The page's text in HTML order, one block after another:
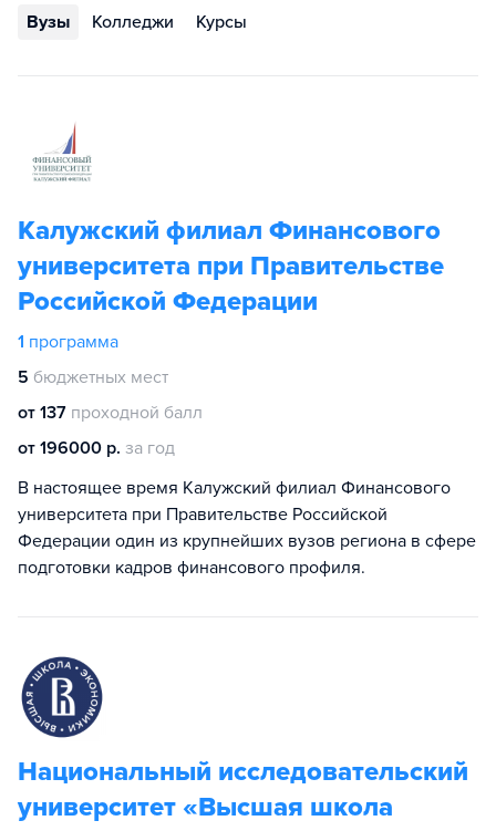
Вузы Колледжи Курсы
Калужский филиал Финансового
университета при Правительстве
Российской Федерации
1 программа
5 бюджетных мест
от 137 проходной балл
от 196000 р. за год
В настоящее время Калужский филиал Финансового
университета при Правительстве Российской
Федерации один из крупнейших вузов региона в сфере
подготовки кадров финансового профиля.
Национальный исследовательский
университет «Высшая школа